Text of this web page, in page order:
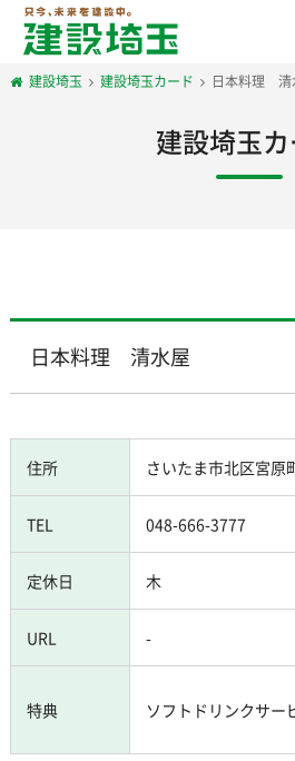
建設埼玉 建設埼玉カード 日本料理 清
建設埼玉
日本料理 清水屋
住所 さいたま市北区宮原
TEL 048-666-3777
定休日 木
URL -
特典 ソフトドリンクサー